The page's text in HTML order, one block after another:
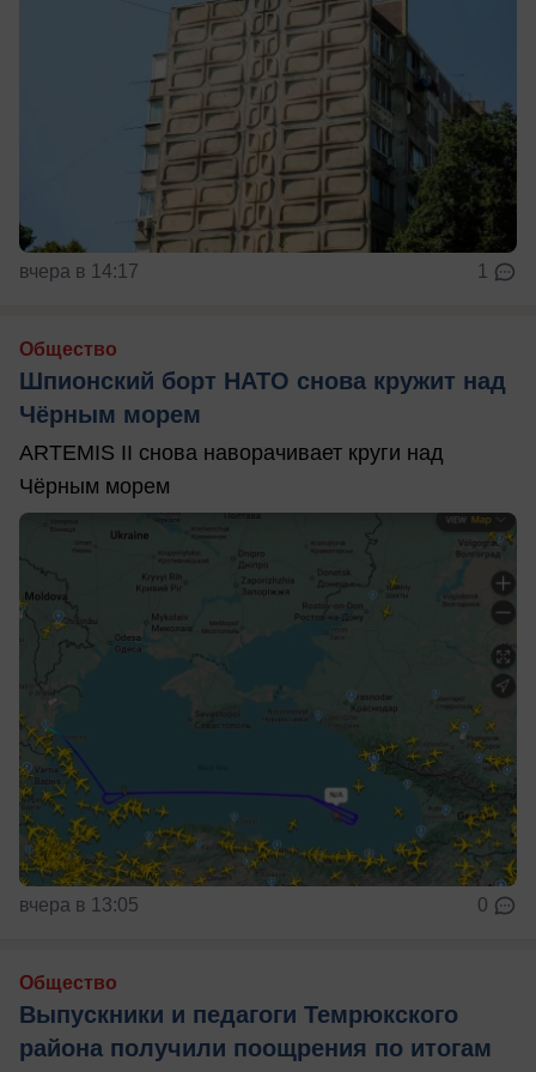
вчера в 14:17 1
Общество
Шпионский борт НАТО снова кружит над
Чёрным морем
ARTEMIS II снова наворачивает круги над
Чёрным морем
вчера в 13:05 0
Общество
Выпускники и педагоги Темрюкского
района получили поощрения по итогам